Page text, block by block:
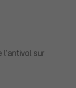
l'antivol sur